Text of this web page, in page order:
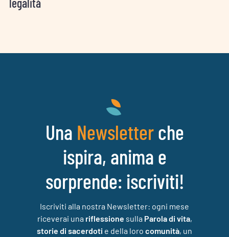
Una Newsletterche
ispira, anima e
sorprende: iscriviti!
Iscriviti alla nostra Newsletter: ogni mese
riceverai una riflessione sulla Parola di vita,
storie di sacerdoti e della loro comunità, un